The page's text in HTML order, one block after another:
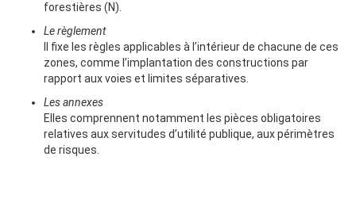
forestières (N).
Le règlement
Il fixe les règles applicables à l’intérieur de chacune de ces
zones, comme l’implantation des constructions par
rapport aux voies et limites séparatives.
Les annexes
Elles comprennent notamment les pièces obligatoires
relatives aux servitudes d’utilité publique, aux périmètres
de risques.